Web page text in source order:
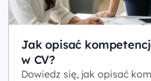
Jak opisać
w CV?
Dowiedz się, jak opisać